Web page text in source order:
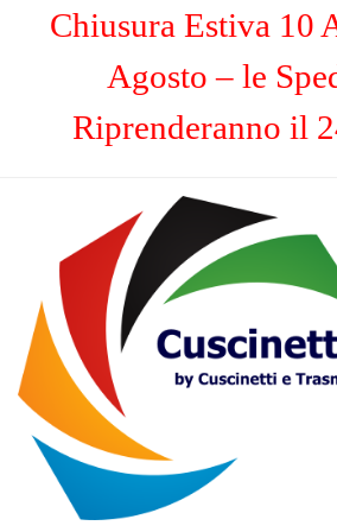
Chiusura Estiva 10
Agosto – le
Riprenderanno il